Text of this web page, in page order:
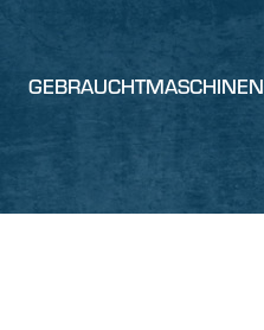
GEBRAUCHTMASCHINEN